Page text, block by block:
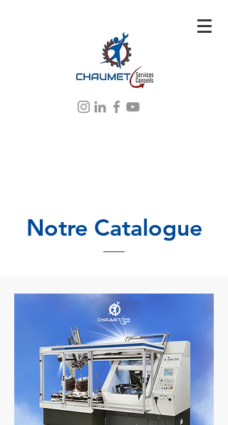
Notre Catalogue